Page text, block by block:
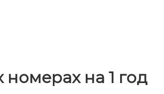
номерах на 1 год